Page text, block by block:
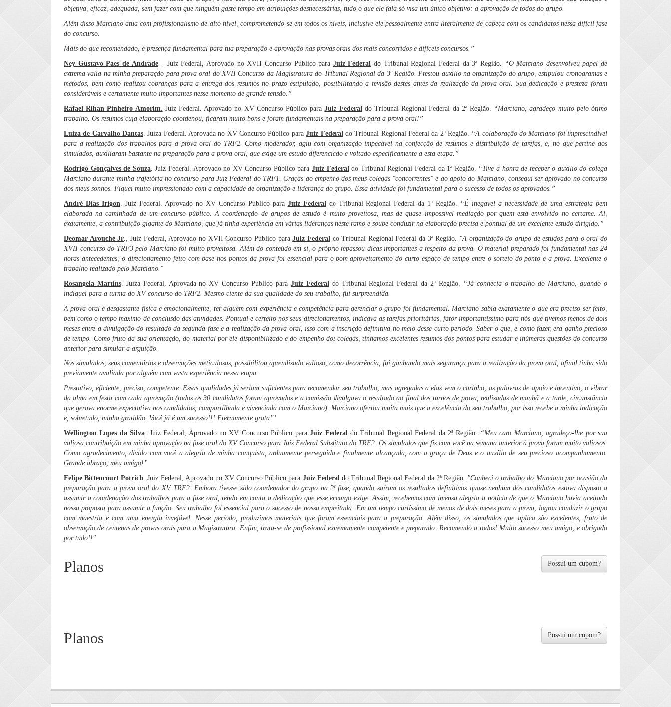
objetiva, eficaz, adequada, sem fazer com que ninguém gaste tempo em atribuições desnecessárias, tudo o que ele fala só visa um único objetivo: a aprovação de todos do grupo.
Além disso Marciano atua com profissionalismo de alto nível, comprometendo-se em todos os níveis, inclusive ele pessoalmente entra literalmente de cabeça com os candidatos nessa difícil fase
do concurso.
Mais do que recomendado, é presença fundamental para tua preparação e aprovação nas provas orais dos mais concorridos e difíceis concursos.”
Ney Gustavo Paes de Andrade– Juiz Federal, Aprovado no XVII Concurso Público para Juiz Federal do Tribunal Regional Federal da 3ª Região. “O Marciano desenvolveu papel de
extrema valia na minha preparação para prova oral do XVII Concurso da Magistratura do Tribunal Regional da 3ª Região. Prestou auxílio na organização do grupo, estipulou cronogramas e
métodos, bem como realizou cobranças para a entrega dos resumos no prazo estipulado, possibilitando a revisão destes antes da realização da prova oral. Sua dedicação e presteza foram
consideráveis e certamente muito importantes nesse momento de grande tensão.”
Rafael Rihan Pinheiro Amorim. Juiz Federal. Aprovado no XV Concurso Público paraJuiz Federaldo Tribunal Regional Federal da 2ª Região. “Marciano, agradeço muito pelo ótimo
trabalho. Os resumos cuja elaboração coordenou, ficaram muito bons e foram fundamentais na preparação para a prova oral!”
Luiza de Carvalho Dantas. Juíza Federal. Aprovada no XV Concurso Público paraJuiz Federaldo Tribunal Regional Federal da 2ª Região. “A colaboração do Marciano foi imprescindível
para a realização dos trabalhos para a prova oral do TRF2. Como moderador, agiu com organização impecável na confecção de resumos e distribuição de tarefas, e, no que pertine aos
simulados, auxiliaram bastante na preparação para a prova oral, que exige um estudo diferenciado e voltado especificamente a esta etapa.”
Rodrigo Gonçalves de Souza. Juiz Federal. Aprovado no XV Concurso Público paraJuiz Federaldo Tribunal Regional Federal da 1ª Região. “Tive a honra de receber o auxílio do colega
Marciano durante minha trajetória no concurso para Juiz Federal do TRF1. Graças ao empenho dos meus colegas "concorrentes" e ao apoio do Marciano, consegui ser aprovado no concurso
dos meus sonhos. Fiquei muito impressionado com a capacidade de organização e liderança do grupo. Essa atividade foi fundamental para o sucesso de todos os aprovados.”
André Dias Irigon. Juiz Federal. Aprovado no XV Concurso Público para Juiz Federaldo Tribunal Regional Federal da 1ª Região. “É inegável a necessidade de uma estratégia bem
elaborada na caminhada de um concurso público. A coordenação de grupos de estudo é muito proveitosa, mas de quase impossivel mediação por quem está envolvido no certame. Aí,
exatamente, a contribuição gigante do Marciano, que já tinha experiência em várias lideranças neste ramo e soube conduzir na elaboração precisa e pontual de um excelente estudo dirigido.”
Deomar Arouche Jr., Juiz Federal, Aprovado no XVII Concurso Público paraJuiz Federaldo Tribunal Regional Federal da 3ª Região. "A organização do grupo de estudos para o oral do
XVII concurso do TRF3 pelo Marciano foi muito proveitosa. Além do conteúdo em si, o próprio repassou dicas importantes a respeito da prova. O material preparado foi fundamental nas 24
horas antecedentes, o direcionamento feito com base nos pontos da prova foi essencial para o bom aproveitamento do curto espaço de tempo entre o sorteio do ponto e a prova. Excelente o
trabalho realizado pelo Marciano."
Rosangela Martins. Juíza Federal, Aprovada no XV Concurso Público para Juiz Federaldo Tribunal Regional Federal da 2ª Região. “Já conhecia o trabalho do Marciano, quando o
indiquei para a turma do XV concurso do TRF2. Mesmo ciente da sua qualidade do seu trabalho, fui surpreendida.
A prova oral é desgastante física e emocionalmente, ter alguém com experiência e competência para gerenciar o grupo foi fundamental. Marciano sabia exatamente o que era preciso ser feito,
bem como o tempo máximo de conclusão das atividades. Pontual e certeiro nos seus direcionamentos, indicava as tarefas prioritárias, fator importantíssimo para nós que tivemos menos de dois
meses entre a divulgação do resultado da segunda fase e a realização da prova oral, isso com a inscrição definitiva no meio desse curto período. Saber o que, e como fazer, era ganho precioso
de tempo. Como fruto da sua orientação, do material por ele disponibilizado e do empenho dos colegas, tínhamos excelentes resumos dos pontos para estudar e inúmeras questões do concurso
anterior para simular a arguição.
Nos simulados, seus comentários e observações meticulosas, possibilitou aprendizado valioso, como decorrência, fui ganhando mais segurança para a realização da prova oral, afinal tinha sido
previamente avaliada por alguém com vasta experiência nessa etapa.
Prestativo, eficiente, preciso, competente. Essas qualidades já seriam suficientes para recomendar seu trabalho, mas agregadas a elas vem o carinho, as palavras de apoio e incentivo, o vibrar
da alma em festa com cada aprovação (todos os 30 candidatos foram aprovados e a comissão divulgava o resultado ao final dos turnos de prova, realizadas de manhã e a tarde, circunstância
que gerava enorme expectativa nos candidatos, compartilhada e vivenciada com o Marciano). Marciano ofertou muita mais que a excelência do seu trabalho, por isso recebe a minha indicação
e, sobretudo, minha gratidão. Você já é um sucesso!!! Eternamente grata!”
Wellington Lopes da Silva. Juiz Federal, Aprovado no XV Concurso Público paraJuiz Federaldo Tribunal Regional Federal da 2ª Região. “Meu caro Marciano, agradeço-lhe por sua
valiosa contribuição em minha aprovação na fase oral do XV Concurso para Juiz Federal Substituto do TRF2. Os simulados que fiz com você na semana anterior à prova foram muito valiosos.
Como agradecimento, divido com você a alegria de minha conquista, arduamente perseguida e finalmente alcançada, com a graça de Deus e o auxílio de seu precioso acompanhamento.
Grande abraço, meu amigo!”
Felipe Bittencourt Potrich. Juiz Federal, Aprovado no XV Concurso Público para Juiz Federaldo Tribunal Regional Federal da 2ª Região. "Conheci o trabalho do Marciano por ocasião da
preparação para a prova oral do XV TRF2. Embora tivesse sido coordenador do grupo na 2ª fase, quando saíram os resultados definitivos quase nenhum dos candidatos estava disposto a
assumir a coordenação dos trabalhos para a fase oral, tendo em conta a dedicação que esse encargo exige. Assim, recebemos com imensa alegria a notícia de que o Marciano havia aceitado
nossa proposta para assumir a função. Seu trabalho foi essencial para o sucesso de nossa empreitada. Em um tempo curtíssimo de menos de dois meses para a prova, logrou conduzir o grupo
com maestria e com uma energia invejável. Nesse período, produzimos materiais que foram essenciais para a preparação. Além disso, os simulados que aplica são excelentes, fruto de
observação de centenas de provas orais para a Magistratura. Enfim, trata-se de profissional extremamente competente e preparado. Recomendo a todos! Muito sucesso meu amigo, e obrigado
por tudo!!"
Planos Possui um cupom?
Planos Possui um cupom?